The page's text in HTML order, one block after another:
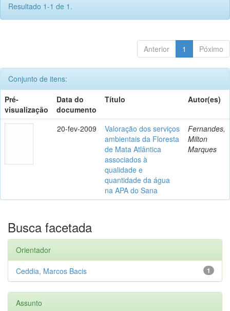
Resultado 1-1 de 1.
Anterior 1 Póximo
Conjunto de itens:
Pré-
visualização
Data do
documento
Título Autor(es)
20-fev-2009
Valoração dos serviços
ambientais da Floresta
de Mata Atlântica
associados à
qualidade e
quantidade da água
na APA do Sana
Fernandes,
Milton
Marques
Busca facetada
Orientador
1
Ceddia, Marcos Bacis
Assunto